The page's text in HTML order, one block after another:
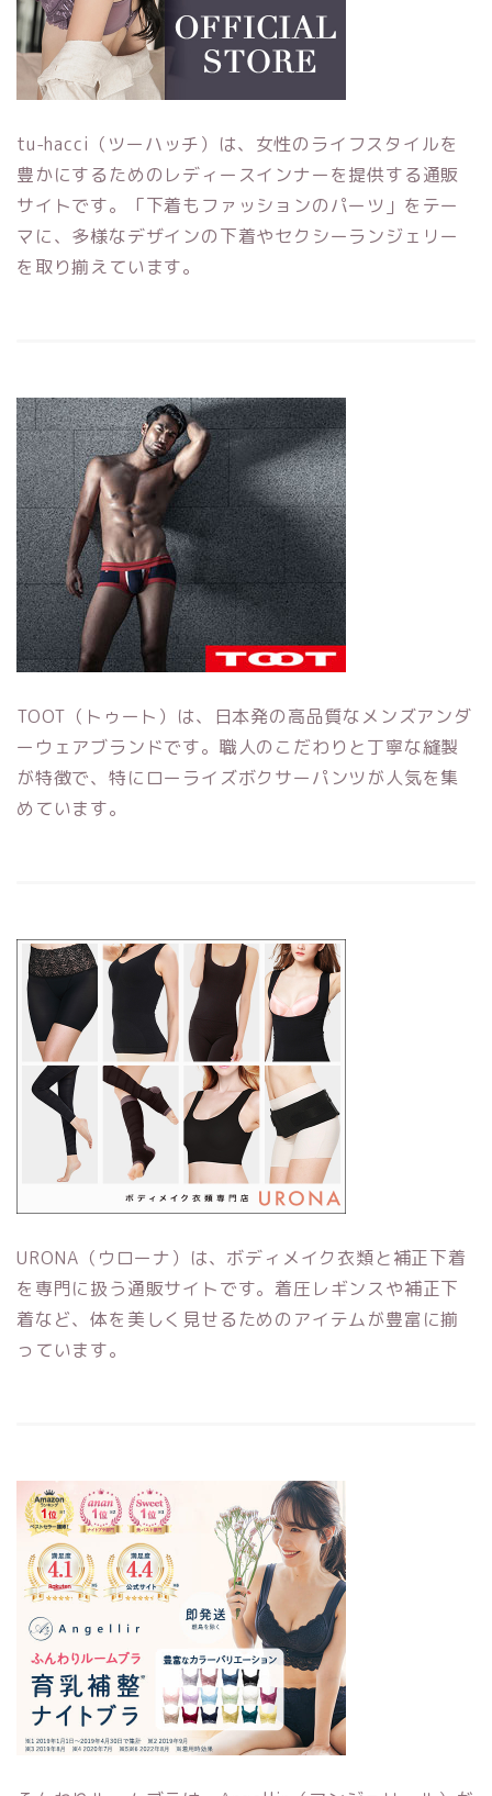
tu-hacci（ツーハッチ）は、女性のライフスタイルを
豊かにするためのレディースインナーを提供する通販
サイトです。「下着もファッションのパーツ」をテー
マに、多様なデザインの下着やセクシーランジェリー
を取り揃えています。
TOOT（トゥート）は、日本発の高品質なメンズアンダ
ーウェアブランドです。職人のこだわりと丁寧な縫製
が特徴で、特にローライズボクサーパンツが人気を集
めています。
URONA（ウローナ）は、ボディメイク衣類と補正下着
を専門に扱う通販サイトです。着圧レギンスや補正下
着など、体を美しく見せるためのアイテムが豊富に揃
っています。